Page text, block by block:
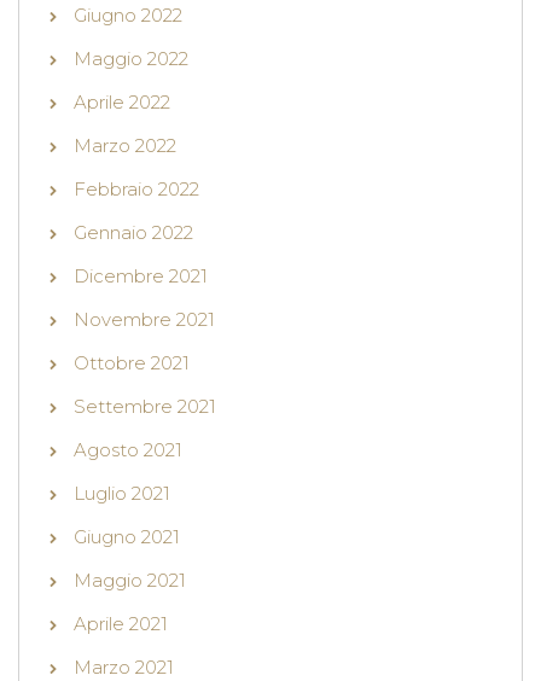
Giugno 2022
Maggio 2022
Aprile 2022
Marzo 2022
Febbraio 2022
Gennaio 2022
Dicembre 2021
Novembre 2021
Ottobre 2021
Settembre 2021
Agosto 2021
Luglio 2021
Giugno 2021
Maggio 2021
Aprile 2021
Marzo 2021